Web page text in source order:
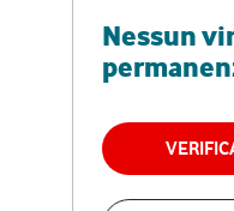
Nessun